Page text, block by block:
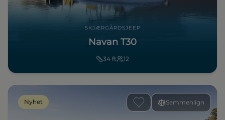
SKJÆRGÅRDSJEEP
Navan T30
34 ft 12
Sammenlign
Nyhet